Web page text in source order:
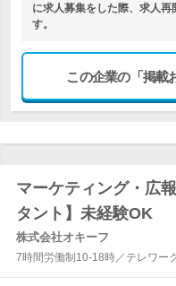
に求人募集をした際、求人
す。
この企業の「掲載
マーケティング・広
タント】未経験OK
株式会社オキーフ
7時間労働制10-18時／テレワー